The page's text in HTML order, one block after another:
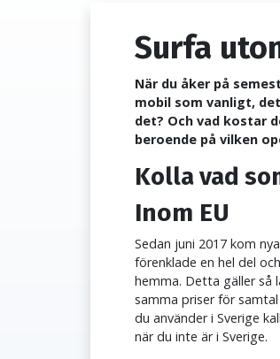
Surfa
När du åker på
mobil som vanligt,
det? Och vad kostar
beroende på vilken
Kolla vad
Inom EU
Sedan juni 2017 kom
förenklade en hel del
hemma. Detta gäller så
samma priser för
du använder i Sverige
när du inte är i Sverige.